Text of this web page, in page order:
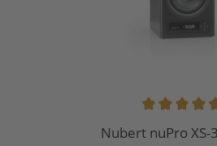
Note moyenne de 5 sur 5 étoiles
Nubert nuPro XS-